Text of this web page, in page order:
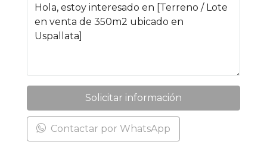
Solicitar información
Contactar por WhatsApp